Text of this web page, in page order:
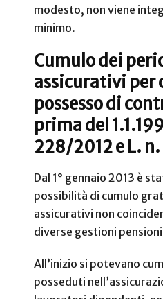
modesto, non viene
minimo.
Cumulo dei
assicurativi per
possesso di
prima del
228/2012 e L.
Dal 1° gennaio 2013 è
possibilità di cumulo
assicurativi non
diverse gestioni
All’inizio si potevano
posseduti